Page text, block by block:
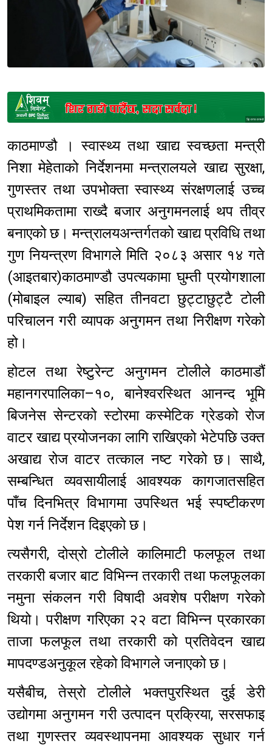
Sponsored
काठमाण्डौ । स्वास्थ्य तथा खाद्य स्वच्छता मन्त्री
निशा मेहेताको निर्देशनमा मन्त्रालयले खाद्य सुरक्षा,
गुणस्तर तथा उपभोक्ता स्वास्थ्य संरक्षणलाई उच्च
प्राथमिकतामा राख्दै बजार अनुगमनलाई थप तीव्र
बनाएको छ। मन्त्रालयअन्तर्गतको खाद्य प्रविधि तथा
गुण नियन्त्रण विभागले मिति २०८३ असार १४ गते
(आइतबार)काठमाण्डौ उपत्यकामा घुम्ती प्रयोगशाला
(मोबाइल ल्याब) सहित तीनवटा छुट्टाछुट्टै टोली
परिचालन गरी व्यापक अनुगमन तथा निरीक्षण गरेको
हो।
होटल तथा रेष्टुरेन्ट अनुगमन टोलीले काठमाडौं
महानगरपालिका–१०, बानेश्वरस्थित आनन्द भूमि
बिजनेस सेन्टरको स्टोरमा कस्मेटिक ग्रेडको रोज
वाटर खाद्य प्रयोजनका लागि राखिएको भेटेपछि उक्त
अखाद्य रोज वाटर तत्काल नष्ट गरेको छ। साथै,
सम्बन्धित व्यवसायीलाई आवश्यक कागजातसहित
पाँच दिनभित्र विभागमा उपस्थित भई स्पष्टीकरण
पेश गर्न निर्देशन दिइएको छ।
त्यसैगरी, दोस्रो टोलीले कालिमाटी फलफूल तथा
तरकारी बजार बाट विभिन्न तरकारी तथा फलफूलका
नमुना संकलन गरी विषादी अवशेष परीक्षण गरेको
थियो। परीक्षण गरिएका २२ वटा विभिन्न प्रकारका
ताजा फलफूल तथा तरकारी को प्रतिवेदन खाद्य
मापदण्डअनुकूल रहेको विभागले जनाएको छ।
यसैबीच, तेस्रो टोलीले भक्तपुरस्थित दुई डेरी
उद्योगमा अनुगमन गरी उत्पादन प्रक्रिया, सरसफाइ
तथा गुणस्तर व्यवस्थापनमा आवश्यक सुधार गर्न